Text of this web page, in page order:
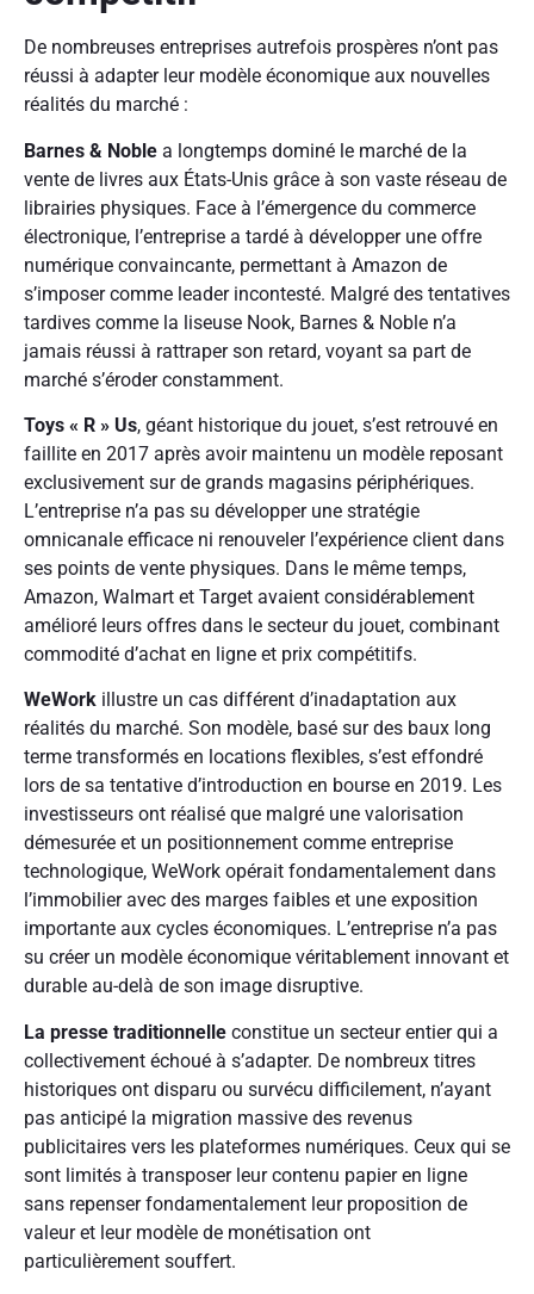
De nombreuses entreprises autrefois prospères n’ont pas
réussi à adapter leur modèle économique aux nouvelles
réalités du marché :
Barnes & Noble a longtemps dominé le marché de la
vente de livres aux États-Unis grâce à son vaste réseau de
librairies physiques. Face à l’émergence du commerce
électronique, l’entreprise a tardé à développer une offre
numérique convaincante, permettant à Amazon de
s’imposer comme leader incontesté. Malgré des tentatives
tardives comme la liseuse Nook, Barnes & Noble n’a
jamais réussi à rattraper son retard, voyant sa part de
marché s’éroder constamment.
Toys « R » Us, géant historique du jouet, s’est retrouvé en
faillite en 2017 après avoir maintenu un modèle reposant
exclusivement sur de grands magasins périphériques.
L’entreprise n’a pas su développer une stratégie
omnicanale efficace ni renouveler l’expérience client dans
ses points de vente physiques. Dans le même temps,
Amazon, Walmart et Target avaient considérablement
amélioré leurs offres dans le secteur du jouet, combinant
commodité d’achat en ligne et prix compétitifs.
WeWork illustre un cas différent d’inadaptation aux
réalités du marché. Son modèle, basé sur des baux long
terme transformés en locations flexibles, s’est effondré
lors de sa tentative d’introduction en bourse en 2019. Les
investisseurs ont réalisé que malgré une valorisation
démesurée et un positionnement comme entreprise
technologique, WeWork opérait fondamentalement dans
l’immobilier avec des marges faibles et une exposition
importante aux cycles économiques. L’entreprise n’a pas
su créer un modèle économique véritablement innovant et
durable au-delà de son image disruptive.
La presse traditionnelle constitue un secteur entier qui a
collectivement échoué à s’adapter. De nombreux titres
historiques ont disparu ou survécu difficilement, n’ayant
pas anticipé la migration massive des revenus
publicitaires vers les plateformes numériques. Ceux qui se
sont limités à transposer leur contenu papier en ligne
sans repenser fondamentalement leur proposition de
valeur et leur modèle de monétisation ont
particulièrement souffert.